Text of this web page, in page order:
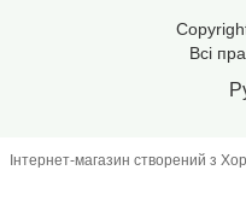
Всі
Інтернет-магазин створений з